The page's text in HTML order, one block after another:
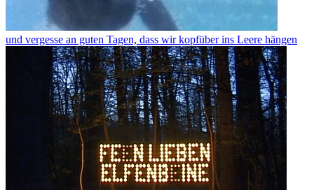
und vergesse an guten Tagen, dass wir kopfüber ins Leere hängen